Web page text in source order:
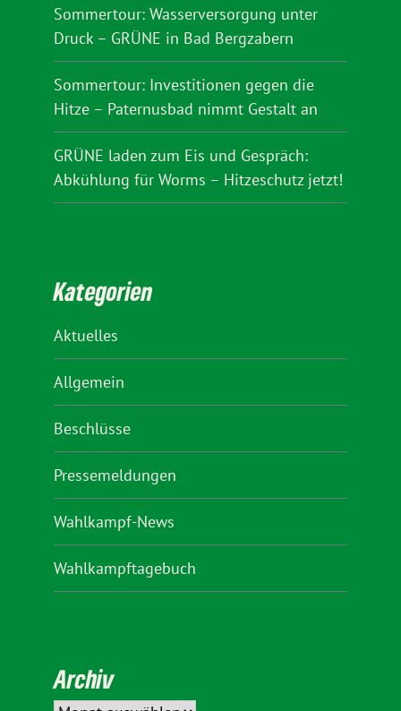
Sommertour: Wasserversorgung unter
Druck – GRÜNE in Bad Bergzabern
Sommertour: Investitionen gegen die
Hitze – Paternusbad nimmt Gestalt an
GRÜNE laden zum Eis und Gespräch:
Abkühlung für Worms – Hitzeschutz jetzt!
Kategorien
Aktuelles
Allgemein
Beschlüsse
Pressemeldungen
Wahlkampf-News
Wahlkampftagebuch
Archiv